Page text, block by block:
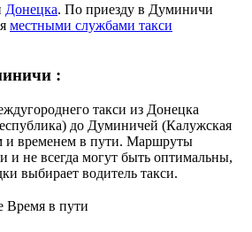
Донецка. По приезду в Думиничи
местными службами такси
:
такси из Донецка
до Думиничей (Калужская
и временем в пути. Маршруты
и не всегда могут быть оптимальны,
выбирает водитель такси.
Время в пути